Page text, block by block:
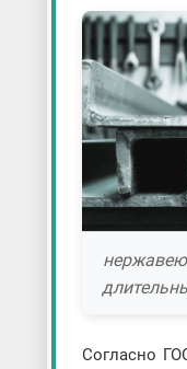
Согласно